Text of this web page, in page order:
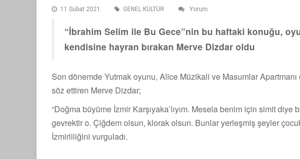
11 Subat 2021 GENEL KÜLTÜR Yorum
“İbrahim Selim ile Bu Gece”nin bu haftaki konuğu,
kendisine hayran bırakan Merve Dizdar oldu
Son dönemde Yutmak oyunu, Alice Müzikali ve Masumlar
söz ettiren Merve Dizdar;
“Doğma büyüme İzmir Karşıyaka’lıyım. Mesela benim için simit
gevrektir o. Çiğdem olsun, klorak olsun. Bunlar yerleşmiş şeyler
İzmirliliğini vurguladı.